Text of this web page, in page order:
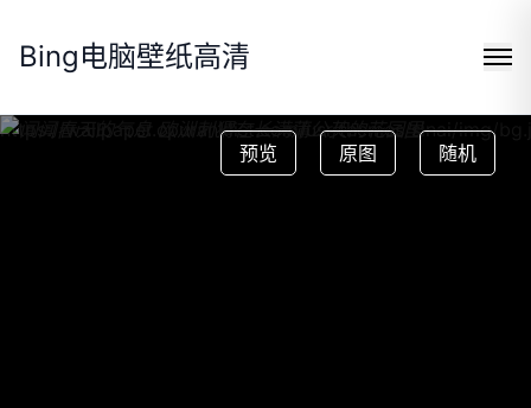
Bing电脑壁纸高清
https://wallpaper.cpuranklist.com/usr/themes/sinai/img/
预览
原图 随机